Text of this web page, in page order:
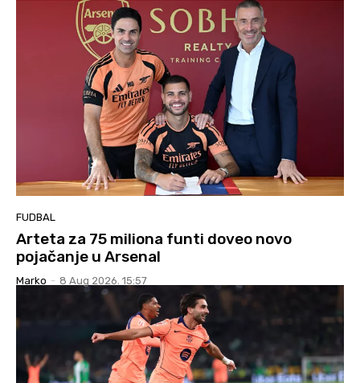
FUDBAL
Arteta za 75 miliona funti doveo novo
pojačanje u Arsenal
Marko - 8 Aug 2026. 15:57